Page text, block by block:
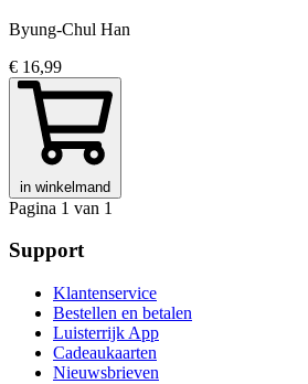
Byung-Chul Han
€ 16,99
in winkelmand
Pagina 1 van 1
Support
Klantenservice
Bestellen en betalen
Luisterrijk App
Cadeaukaarten
Nieuwsbrieven